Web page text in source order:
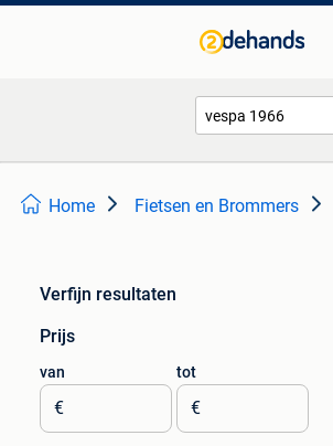
Home Fietsen en Brommers
Verfijn resultaten
Prijs
van
€
tot
€